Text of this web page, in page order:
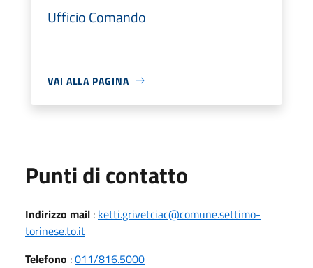
Ufficio Comando
VAI ALLA PAGINA
Punti di contatto
Indirizzo mail : ketti.grivetciac@comune.settimo-
torinese.to.it
Telefono :011/816.5000